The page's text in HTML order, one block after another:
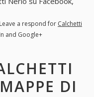
a respond for Calchetti
and Google+
DI